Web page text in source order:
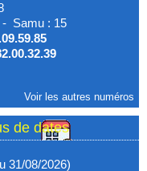
- Samu : 15
Voir les autres numéros
de dates
31/08/2026)